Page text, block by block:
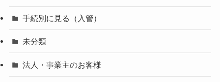
手続別に見る（入管）
未分類
法人・事業主のお客様